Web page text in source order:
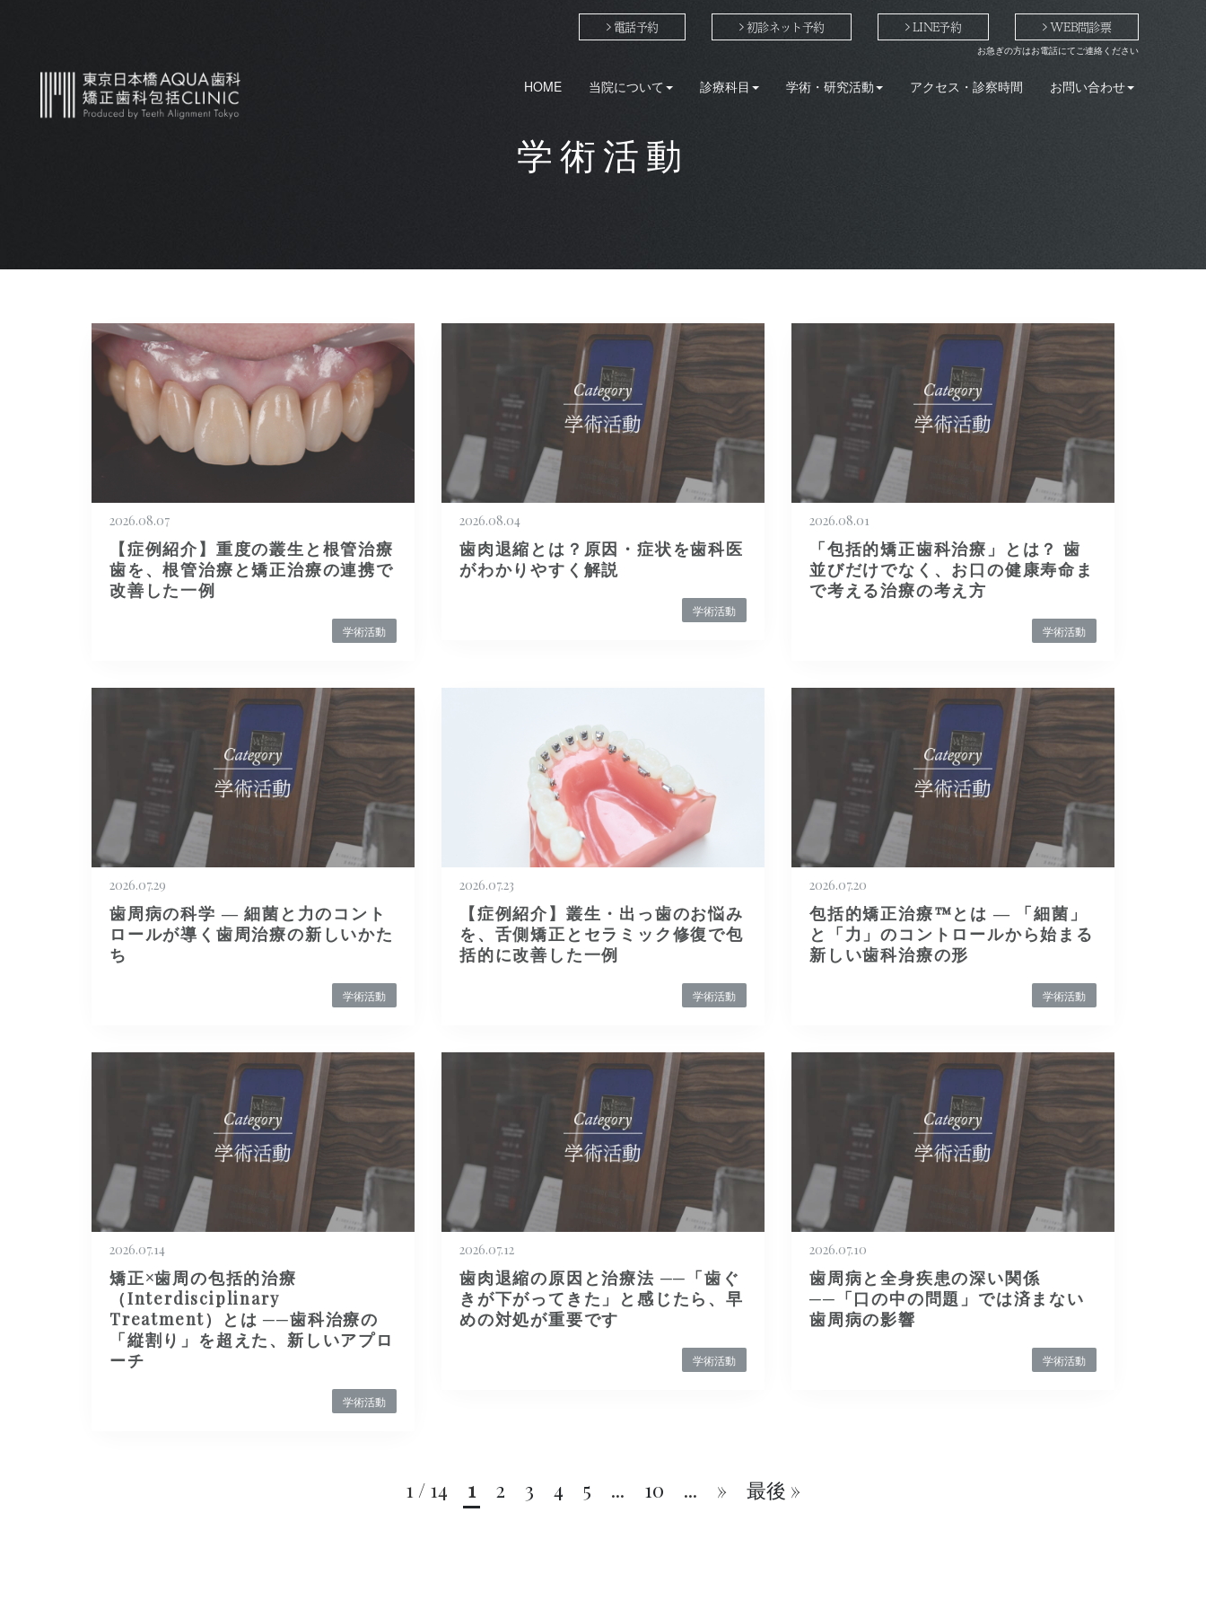
電話予約 初診ネット予約 LINE予約 WEB問診票
お急ぎの方はお電話にてご連絡ください
HOME 当院について 診療科目 学術・研究活動 アクセス・診察時間 お問い合わせ
学術活動
2026.08.07
【症例紹介】重度の叢生と根管治療
歯を、根管治療と矯正治療の連携で
改善した一例
学術活動
2026.08.04
歯肉退縮とは？原因・症状を歯科医
がわかりやすく解説
学術活動
2026.08.01
「包括的矯正歯科治療」とは？ 歯
並びだけでなく、お口の健康寿命ま
で考える治療の考え方
学術活動
2026.07.29
歯周病の科学 ― 細菌と力のコント
ロールが導く歯周治療の新しいかた
ち
学術活動
2026.07.23
【症例紹介】叢生・出っ歯のお悩み
を、舌側矯正とセラミック修復で包
括的に改善した一例
学術活動
2026.07.20
包括的矯正治療™とは ― 「細菌」
と「力」のコントロールから始まる
新しい歯科治療の形
学術活動
2026.07.14
矯正×歯周の包括的治療
（Interdisciplinary
Treatment）とは ──歯科治療の
「縦割り」を超えた、新しいアプロ
ーチ
学術活動
2026.07.12
歯肉退縮の原因と治療法 ──「歯ぐ
きが下がってきた」と感じたら、早
めの対処が重要です
学術活動
2026.07.10
歯周病と全身疾患の深い関係
──「口の中の問題」では済まない
歯周病の影響
学術活動
1 / 14 1 2 3 4 5 ... 10 ... » 最後 »